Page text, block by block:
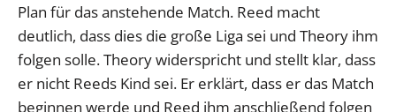
Plan für das anstehende Match. Reed macht
deutlich, dass dies die große Liga sei und Theory ihm
folgen solle. Theory widerspricht und stellt klar, dass
er nicht Reeds Kind sei. Er erklärt, dass er das Match
beginnen werde und Reed ihm anschließend folgen